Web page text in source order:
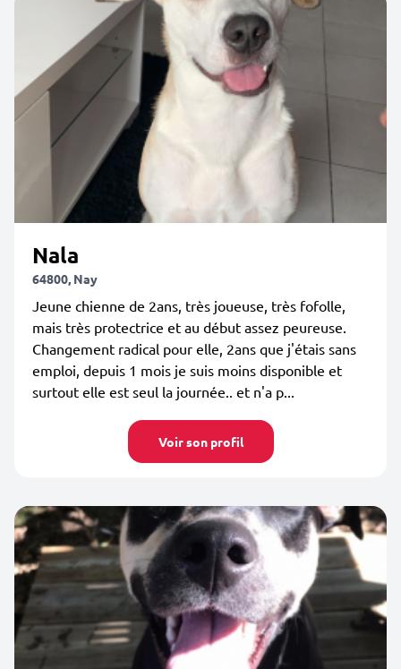
Nala
64800, Nay
Jeune chienne de 2ans, très joueuse, très fofolle,
mais très protectrice et au début assez peureuse.
Changement radical pour elle, 2ans que j'étais sans
emploi, depuis 1 mois je suis moins disponible et
surtout elle est seul la journée.. et n'a p...
Voir son profil